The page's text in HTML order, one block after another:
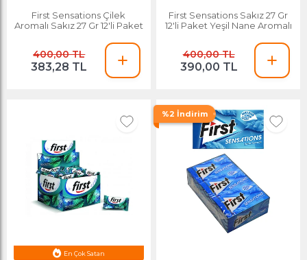
First Sensations Çilek
Aromalı Sakız 27 Gr 12'li Paket
400,00 TL
383,28 TL
First Sensations Sakız 27 Gr
12'li Paket Yeşil Nane Aromalı
400,00 TL
390,00 TL
Esnafa Özel Fiyat
%2 İndirim